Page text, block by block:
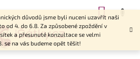
důvodů jsme byli nuceni uzavřít naši
od 4. do 6.8. Za způsobené zpoždění v
a přesunuté konzultace se velmi
se na vás budeme opět těšit!
KOŠÍK